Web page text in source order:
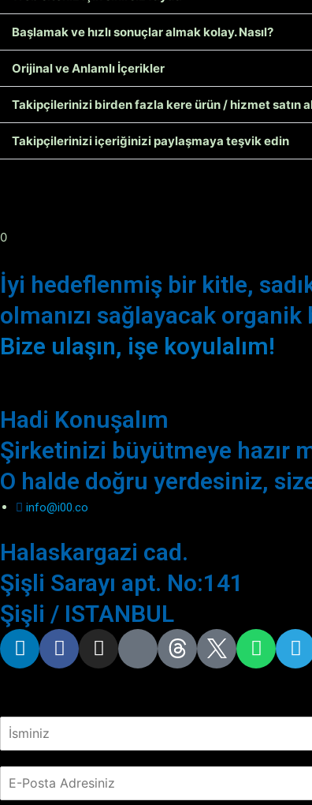
Başlamak ve hızlı sonuçlar almak kolay. Nasıl?
Orijinal ve Anlamlı İçerikler
Takipçilerinizi birden fazla kere ürün / hizmet satın
Takipçilerinizi içeriğinizi paylaşmaya teşvik edin
0
İyi hedeflenmiş bir kitle,
olmanızı sağlayacak
Bize ulaşın, işe koyulalım!
Hadi Konuşalım
Şirketinizi büyütmeye hazır
O halde doğru yerdesiniz,
info@i00.co
Halaskargazi cad.
Şişli Sarayı apt. No:141
Şişli / ISTANBUL